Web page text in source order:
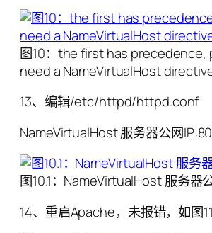
图10：the first has precedence,
need a NameVirtualHost
13、编辑/etc/httpd/httpd.conf
NameVirtualHost 服务器公网IP:80
图10.1：NameVirtualHost 服务器
14、重启Apache，未报错，如图11